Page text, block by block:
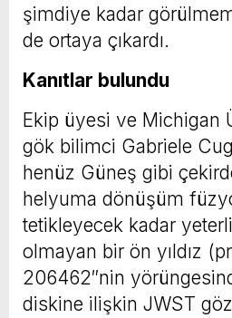
şimdiye kadar
de ortaya çıkardı.
Kanıtlar bulundu
Ekip üyesi ve Michigan
gök bilimci Gabriele
henüz Güneş gibi
helyuma dönüşüm
tetikleyecek kadar
olmayan bir ön yıldız
206462″nin
diskine ilişkin JWST